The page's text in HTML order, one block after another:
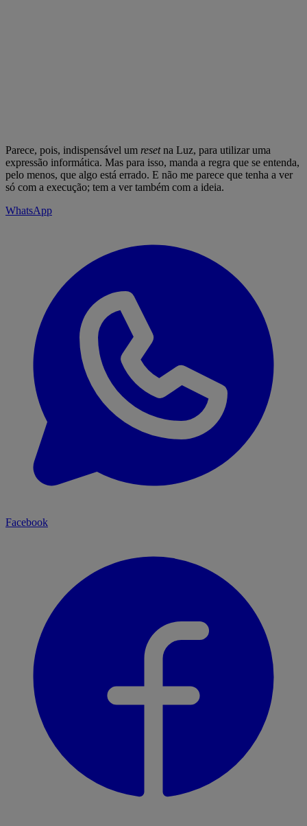
Parece, pois, indispensável um resetna Luz, para utilizar uma
expressão informática. Mas para isso, manda a regra que se entenda,
pelo menos, que algo está errado. E não me parece que tenha a ver
só com a execução; tem a ver também com a ideia.
WhatsApp
Facebook